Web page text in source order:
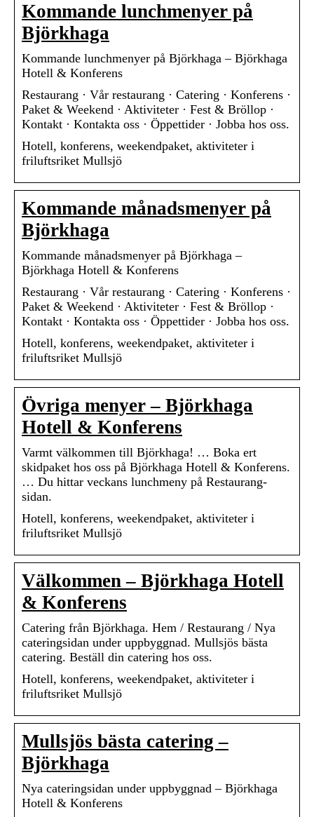
Kommande lunchmenyer på
Björkhaga
Kommande lunchmenyer på Björkhaga – Björkhaga
Hotell & Konferens
Restaurang · Vår restaurang · Catering · Konferens ·
Paket & Weekend · Aktiviteter · Fest & Bröllop ·
Kontakt · Kontakta oss · Öppettider · Jobba hos oss.
Hotell, konferens, weekendpaket, aktiviteter i
friluftsriket Mullsjö
Kommande månadsmenyer på
Björkhaga
Kommande månadsmenyer på Björkhaga –
Björkhaga Hotell & Konferens
Restaurang · Vår restaurang · Catering · Konferens ·
Paket & Weekend · Aktiviteter · Fest & Bröllop ·
Kontakt · Kontakta oss · Öppettider · Jobba hos oss.
Hotell, konferens, weekendpaket, aktiviteter i
friluftsriket Mullsjö
Övriga menyer – Björkhaga
Hotell & Konferens
Varmt välkommen till Björkhaga! … Boka ert
skidpaket hos oss på Björkhaga Hotell & Konferens.
… Du hittar veckans lunchmeny på Restaurang-
sidan.
Hotell, konferens, weekendpaket, aktiviteter i
friluftsriket Mullsjö
Välkommen – Björkhaga Hotell
& Konferens
Catering från Björkhaga. Hem / Restaurang / Nya
cateringsidan under uppbyggnad. Mullsjös bästa
catering. Beställ din catering hos oss.
Hotell, konferens, weekendpaket, aktiviteter i
friluftsriket Mullsjö
Mullsjös bästa catering –
Björkhaga
Nya cateringsidan under uppbyggnad – Björkhaga
Hotell & Konferens